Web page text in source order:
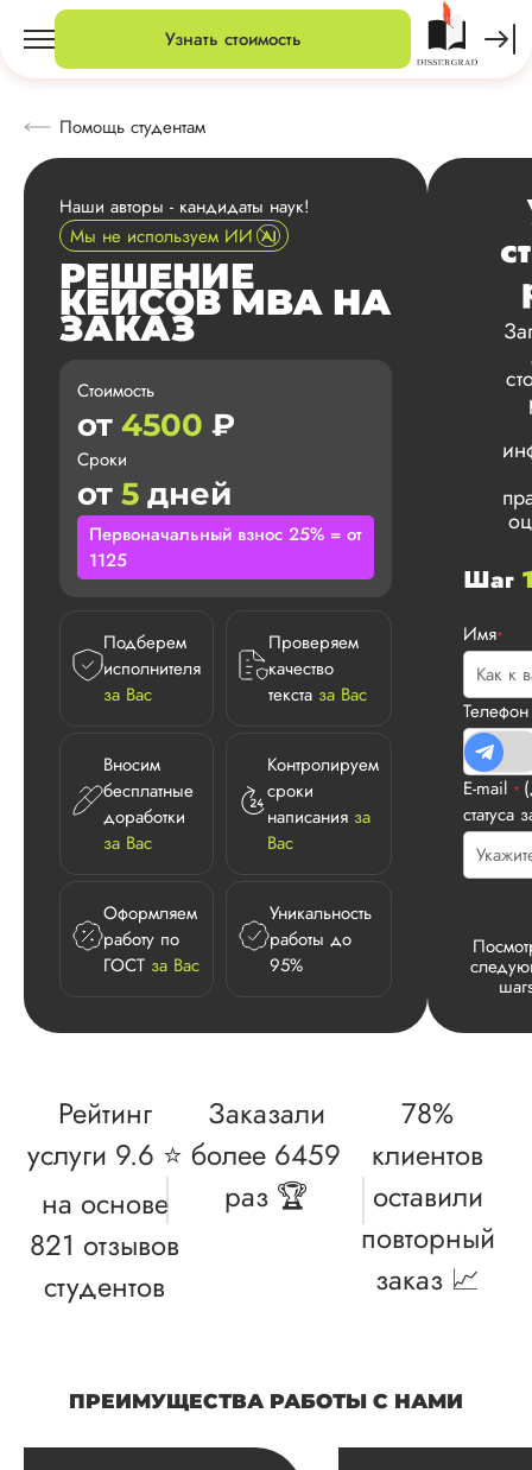
Узнать стоимость
Помощь студентам
Наши авторы - кандидаты наук!
Мы не используем ИИ
РЕШЕНИЕ
КЕЙСОВ MBA НА
ЗАКАЗ
Стоимость
от 4500 ₽
Сроки
от 5 дней
Первоначальный взнос 25% = от
1125
Подберем
исполнителя
за Вас
Проверяем
качество
текста за Вас
Вносим
бесплатные
доработки
за Вас
Контролируем
сроки
написания за
Вас
Оформляем
работу по
ГОСТ за Вас
Уникальность
работы до
95%
Шаг
Имя*
E-mail *
статуса
Рейтинг
услуги 9.6 ⭐
на основе
821 отзывов
студентов
Заказали
более 6459
раз 🏆
78%
клиентов
оставили
повторный
заказ 📈
ПРЕИМУЩЕСТВА РАБОТЫ С НАМИ